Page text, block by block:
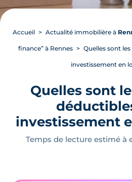
Accueil Actualité immobilière à
finance” à Rennes Quelles sont
investissement en
Quelles sont
investissement
Temps de lecture estimé à